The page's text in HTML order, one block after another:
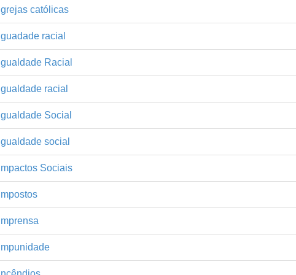
Igrejas católicas
Iguadade racial
Igualdade Racial
Igualdade racial
Igualdade Social
Igualdade social
Impactos Sociais
Impostos
Imprensa
Impunidade